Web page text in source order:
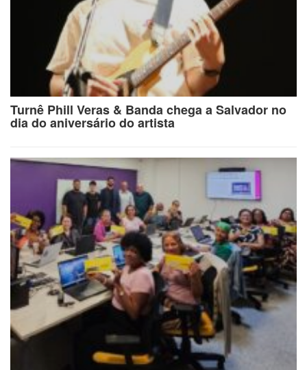
Turnê Phill Veras & Banda chega a Salvador no
dia do aniversário do artista